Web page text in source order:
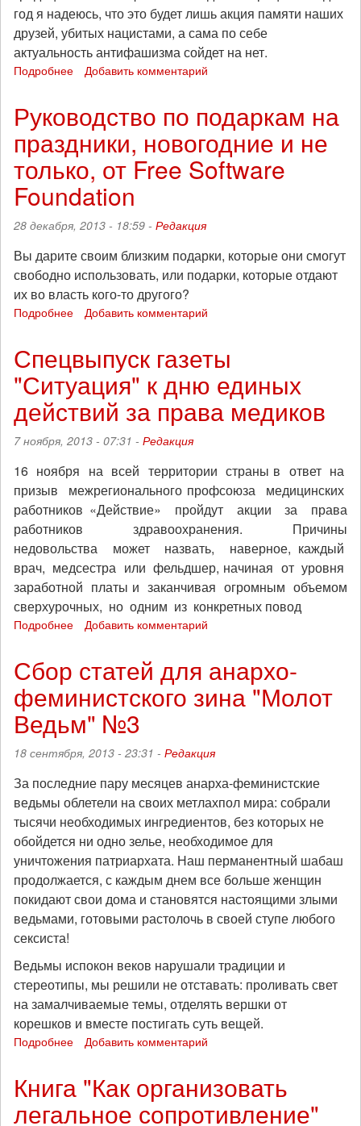
год я надеюсь, что это будет лишь акция памяти наших
друзей, убитых нацистами, а сама по себе
актуальность антифашизма сойдет на нет.
Подробнее
о
политике,
миграции
и
шествии
19
Добавить комментарий
Руководство по подаркам на
праздники, новогодние и не
только, от Free Software
Foundation
28 декабря, 2013 - 18:59 - Редакция
Вы дарите своим близким подарки, которые они смогут
свободно использовать, или подарки, которые отдают
их во власть кого-то другого?
Подробнее
подаркам
праздники,
новогодние
и
не
от
Free
Software
Foundation
Добавить комментарий
Спецвыпуск газеты
"Ситуация" к дню единых
действий за права медиков
7 ноября, 2013 - 07:31 - Редакция
16 ноября на всей территории страны в ответ на
призыв межрегионального профсоюза медицинских
работников «Действие» пройдут акции за права
работников здравоохранения. Причины
недовольства может назвать, наверное, каждый
врач, медсестра или фельдшер, начиная от уровня
заработной платы и заканчивая огромным объемом
сверхурочных, но одним из конкретных повод
Подробнее
"Ситуация"
дню
единых
действий
за
медиков
Добавить комментарий
Сбор статей для анархо-
феминистского зина "Молот
Ведьм" №3
18 сентября, 2013 - 23:31 - Редакция
За последние пару месяцев анарха-феминистские
ведьмы облетели на своих метлахпол мира: собрали
тысячи необходимых ингредиентов, без которых не
обойдется ни одно зелье, необходимое для
уничтожения патриархата. Наш перманентный шабаш
продолжается, с каждым днем все больше женщин
покидают свои дома и становятся настоящими злыми
ведьмами, готовыми растолочь в своей ступе любого
сексиста!
Ведьмы испокон веков нарушали традиции и
стереотипы, мы решили не отставать: проливать свет
на замалчиваемые темы, отделять вершки от
корешков и вместе постигать суть вещей.
Подробнее
для
феминистского
Добавить комментарий
Книга "Как организовать
легальное сопротивление"